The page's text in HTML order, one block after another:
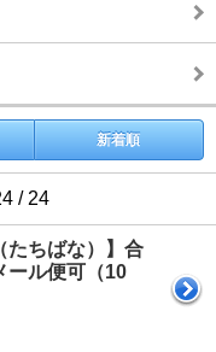
新着順
/ 24
ちばな）】合
ル便可（10